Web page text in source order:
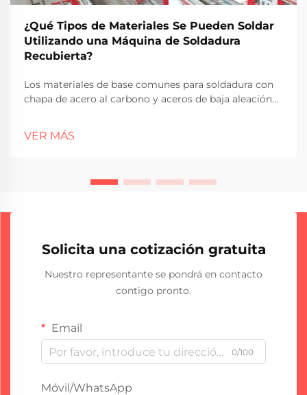
¿Qué Tipos de Materiales Se Pueden Soldar
Utilizando una Máquina de Soldadura
Recubierta?
Los materiales de base comunes para soldadura con
chapa de acero al carbono y aceros de baja aleación
como material de base para el trabajo de soldadura
con chapa en muchos sectores. ¿Cuáles son las
VER MÁS
Solicita una cotización gratuita
Nuestro representante se pondrá en contacto
contigo pronto.
Email
0/100
Móvil/WhatsApp